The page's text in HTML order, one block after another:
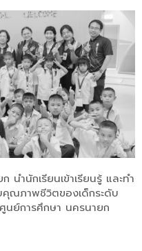
นำนักเรียนเข้าเรียนรู้ และทำ
ณภาพชีวิตของเด็กระดับ
ย์การศึกษา นครนายก